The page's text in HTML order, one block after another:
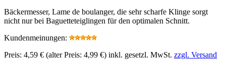
Bäckermesser, Lame de boulanger, die sehr scharfe Klinge sorgt
nicht nur bei Baguetteteiglingen für den optimalen Schnitt.
Kundenmeinungen:
Preis: 4,59 € (alter Preis: 4,99 €) inkl. gesetzl. MwSt. zzgl. Versand